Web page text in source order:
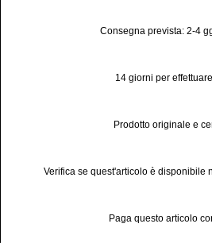
Consegna prevista: 2-4
14 giorni per
Prodotto originale e
Verifica se quest'articolo è disponibile
Paga questo articolo